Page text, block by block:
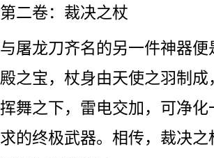
第二卷：裁决之杖
与屠龙刀齐名的另一件神器
殿之宝，杖身由天使之羽制
挥舞之下，雷电交加，可净
求的终极武器。相传，裁决